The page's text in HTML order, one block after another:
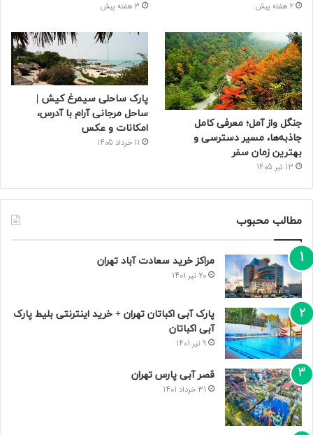
2 هفته پیش 3 هفته پیش
جنگل واز آمل؛ معرفی کامل
جاذبه‌ها، مسیر دسترسی و
بهترین زمان سفر
13 تیر 1405
پارک ساحلی سیمرغ کیش |
ساحل مرجانی آرام با آدرس،
امکانات و عکس
11 خرداد 1405
مطالب محبوب
مراکز خرید سعادت‌ آباد تهران
20 تیر 1401
پارک آبی اکباتان تهران + خرید اینترنتی بلیط پارک
آبی اکباتان
9 تیر 1401
قصر آبی پارس تهران
31 خرداد 1401